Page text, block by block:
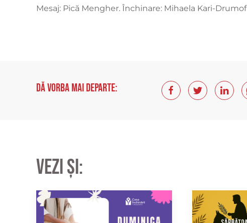
Mesaj: Pică Mengher. Închinare: Mihaela Kari-Drumof
Dă vorba mai departe:
Vezi și: